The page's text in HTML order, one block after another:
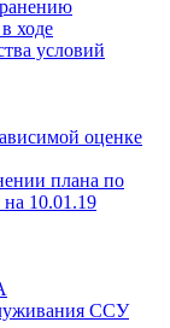
ходе
условий
оценке
плана по
10.01.19
ССУ